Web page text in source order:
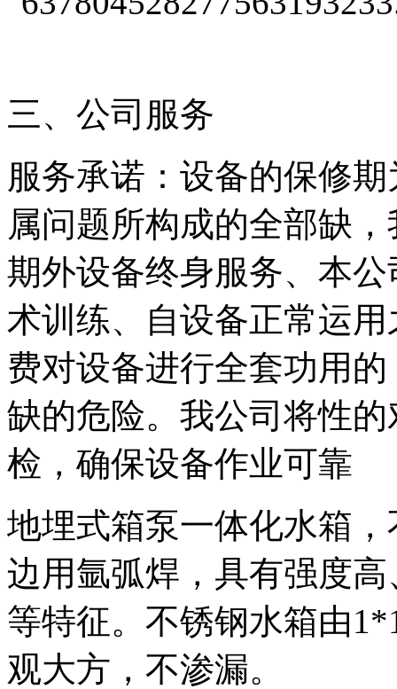
三、公司服务
服务承诺：设备的保修
属问题所构成的全部缺
期外设备终身服务、本
术训练、自设备正常运
费对设备进行全套功用
缺的危险。我公司将性
检，确保设备作业可靠
地埋式箱泵一体化水箱
边用氩弧焊，具有强度
等特征。不锈钢水箱由
观大方，不渗漏。